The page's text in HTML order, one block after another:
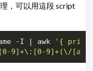
，可以用這段 script
-I | awk
'{ print
9]+\:[0-9]+(\/[a-